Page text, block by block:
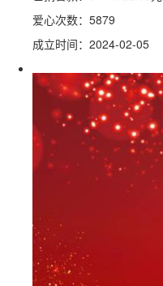
爱心次数：5879
成立时间：2024-02-05